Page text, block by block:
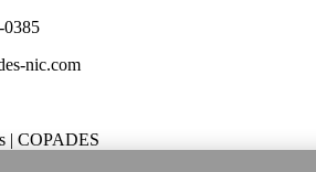
0385
nic.com
| COPADES